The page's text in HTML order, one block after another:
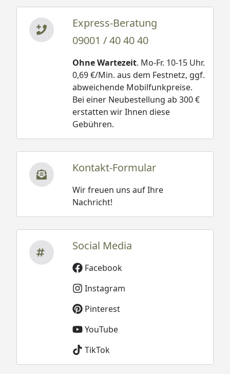
Express-Beratung
09001 / 40 40 40
Ohne Wartezeit. Mo-Fr. 10-15 Uhr.
0,69 €/Min. aus dem Festnetz, ggf.
abweichende Mobilfunkpreise.
Bei einer Neubestellung ab 300 €
erstatten wir Ihnen diese
Gebühren.
Kontakt-Formular
Wir freuen uns auf Ihre
Nachricht!
Social Media
Facebook
Instagram
Pinterest
YouTube
TikTok